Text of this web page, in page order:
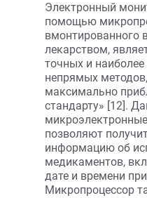
Электронный
помощью
вмонтированного
лекарством,
точных и
непрямых
максимально
стандарту» [12].
позволяют
информацию об
медикаментов,
дате и времени
Микропроцессор